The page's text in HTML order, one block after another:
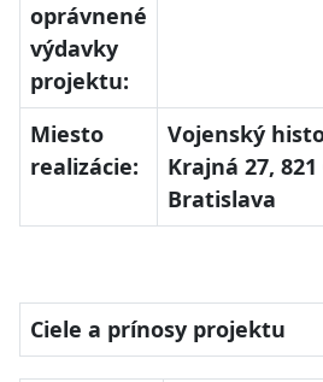
oprávnené
výdavky
projektu:
Miesto
realizácie:
Vojenský
Krajná 27,
Bratislava
Ciele a prínosy projektu